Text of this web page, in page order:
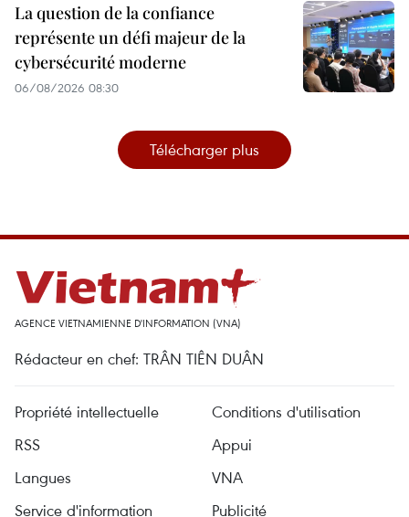
La question de la confiance
représente un défi majeur de la
cybersécurité moderne
06/08/2026 08:30
Télécharger plus
AGENCE VIETNAMIENNE D'INFORMATION (VNA)
Rédacteur en chef: TRÂN TIÊN DUÂN
Propriété intellectuelle
Conditions d'utilisation
RSS
Appui
Langues
VNA
Service d'information
Publicité